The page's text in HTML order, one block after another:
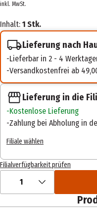
inkl. MwSt.
Inhalt: 1 Stk.
Lieferung nach
Lieferbar in 2 - 4
Versandkostenfrei ab
Lieferung in die
Kostenlose Lieferung
Zahlung bei Abholung in
Filiale wählen
Filialverfügbarkeit prüfen
1